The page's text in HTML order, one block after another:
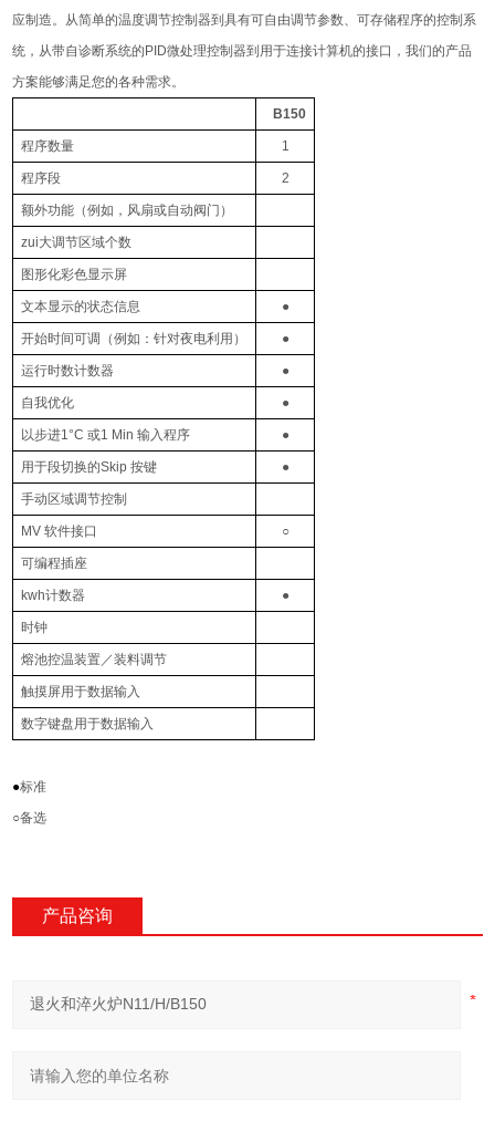
应制造。从简单的温度调节控制器到具有可自由调节参数、可存储程序的控制系
统，从带自诊断系统的 PID微处理控制器到用于连接计算机的接口，我们的产品
方案能够满足您的各种需求。
B150
程序数量 1
程序段 2
额外功能（例如，风扇或自动阀门）
zui大调节区域个数
图形化彩色显示屏
文本显示的状态信息 ●
开始时间可调（例如：针对夜电利用） ●
运行时数计数器 ●
自我优化 ●
以步进1°C或1 Min输入程序 ●
用于段切换的Skip按键 ●
手动区域调节控制
MV软件接口 ○
可编程插座
kwh计数器 ●
时钟
熔池控温装置／装料调节
触摸屏用于数据输入
数字键盘用于数据输入
●标准
○备选
产品咨询